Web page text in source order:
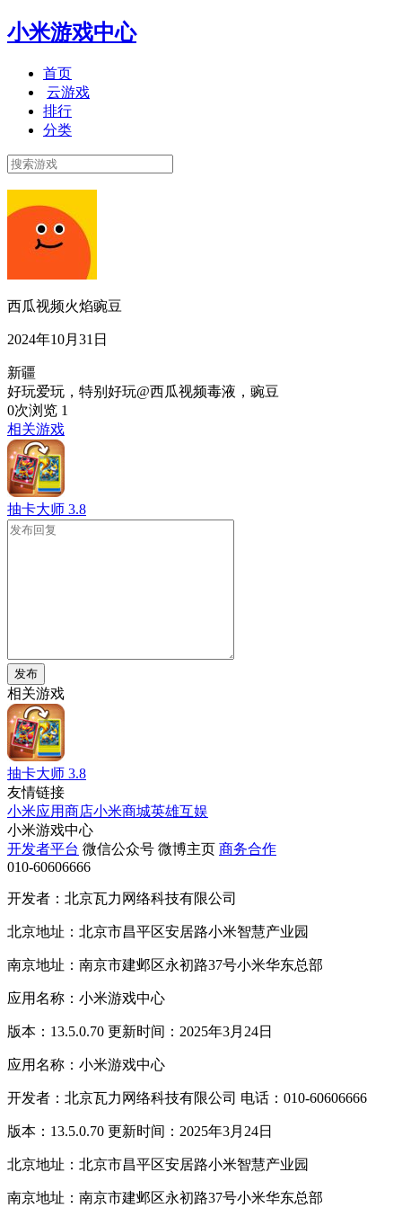
小米游戏中心
首页
云游戏
排行
分类
西瓜视频火焰豌豆
2024年10月31日
新疆
好玩爱玩，特别好玩@西瓜视频毒液，豌豆
0次浏览 1
相关游戏
抽卡大师 3.8
发布
相关游戏
抽卡大师 3.8
友情链接
小米应用商店小米商城英雄互娱
小米游戏中心
开发者平台 微信公众号 微博主页 商务合作
010-60606666
开发者：北京瓦力网络科技有限公司
北京地址：北京市昌平区安居路小米智慧产业园
南京地址：南京市建邺区永初路37号小米华东总部
应用名称：小米游戏中心
版本：13.5.0.70 更新时间：2025年3月24日
应用名称：小米游戏中心
开发者：北京瓦力网络科技有限公司 电话：010-60606666
版本：13.5.0.70 更新时间：2025年3月24日
北京地址：北京市昌平区安居路小米智慧产业园
南京地址：南京市建邺区永初路37号小米华东总部